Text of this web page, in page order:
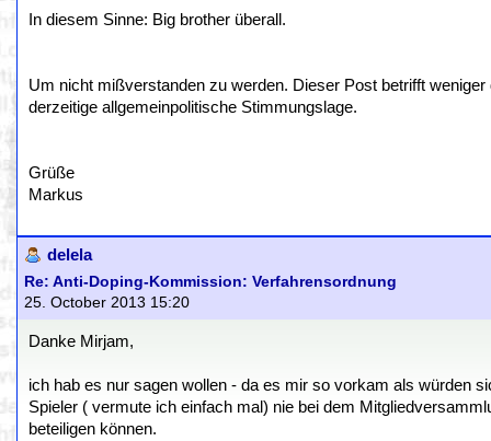
In diesem Sinne: Big brother überall.
Um nicht mißverstanden zu werden. Dieser Post betrifft
derzeitige allgemeinpolitische Stimmungslage.
Grüße
Markus
delela
Re: Anti-Doping-Kommission: Verfahrensordnung
25. October 2013 15:20
Danke Mirjam,
ich hab es nur sagen wollen - da es mir so vorkam als würden
Spieler ( vermute ich einfach mal) nie bei dem
beteiligen können.